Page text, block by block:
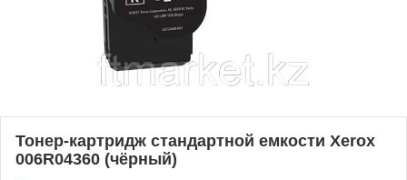
Тонер-картридж стандартной емкости Xerox
006R04360 (чёрный)